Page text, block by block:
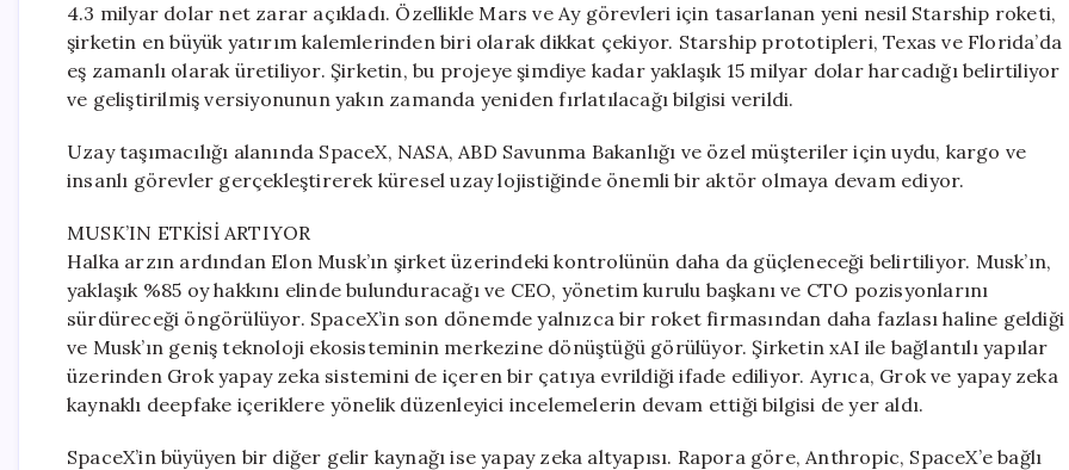
4.3 milyar dolar net zarar açıkladı. Özellikle Mars ve Ay görevleri için tasarlanan yeni nesil Starship roketi,
şirketin en büyük yatırım kalemlerinden biri olarak dikkat çekiyor. Starship prototipleri, Texas ve Florida’da
eş zamanlı olarak üretiliyor. Şirketin, bu projeye şimdiye kadar yaklaşık 15 milyar dolar harcadığı belirtiliyor
ve geliştirilmiş versiyonunun yakın zamanda yeniden fırlatılacağı bilgisi verildi.
Uzay taşımacılığı alanında SpaceX, NASA, ABD Savunma Bakanlığı ve özel müşteriler için uydu, kargo ve
insanlı görevler gerçekleştirerek küresel uzay lojistiğinde önemli bir aktör olmaya devam ediyor.
MUSK’IN ETKİSİ ARTIYOR
Halka arzın ardından Elon Musk’ın şirket üzerindeki kontrolünün daha da güçleneceği belirtiliyor. Musk’ın,
yaklaşık %85 oy hakkını elinde bulunduracağı ve CEO, yönetim kurulu başkanı ve CTO pozisyonlarını
sürdüreceği öngörülüyor. SpaceX’in son dönemde yalnızca bir roket firmasından daha fazlası haline geldiği
ve Musk’ın geniş teknoloji ekosisteminin merkezine dönüştüğü görülüyor. Şirketin xAI ile bağlantılı yapılar
üzerinden Grok yapay zeka sistemini de içeren bir çatıya evrildiği ifade ediliyor. Ayrıca, Grok ve yapay zeka
kaynaklı deepfake içeriklere yönelik düzenleyici incelemelerin devam ettiği bilgisi de yer aldı.
SpaceX’in büyüyen bir diğer gelir kaynağı ise yapay zeka altyapısı. Rapora göre, Anthropic, SpaceX’e bağlı